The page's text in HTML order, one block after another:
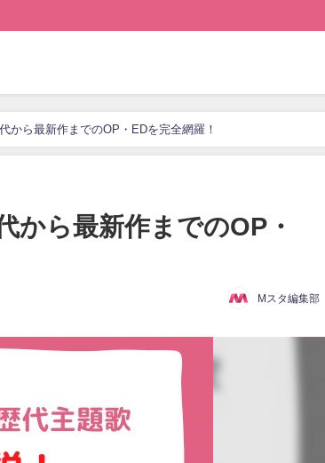
から最新作までのOP・EDを完全網羅！
から最新作までのOP・
Mスタ編集部